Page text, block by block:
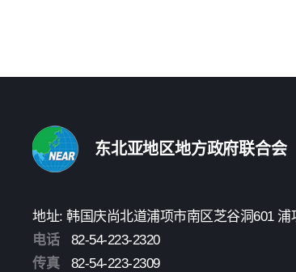
东北亚地区地方政府联合会
地址: 韩国庆尚北道浦项市南区芝谷洞601 浦
电话
82-54-223-2320
传真
82-54-223-2309